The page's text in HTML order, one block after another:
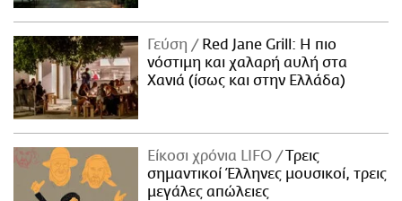
Γεύση
Red Jane Grill: Η πιο
νόστιμη και χαλαρή αυλή στα
Χανιά (ίσως και στην Ελλάδα)
Είκοσι χρόνια LIFO
Tρεις
σημαντικοί Έλληνες μουσικοί, τρεις
μεγάλες απώλειες